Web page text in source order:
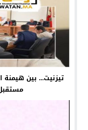
تيزنيت… بين هيمنة